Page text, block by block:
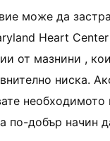
може да
Heart
от мазнини ,
ниска.
необходимото
по-добър начин